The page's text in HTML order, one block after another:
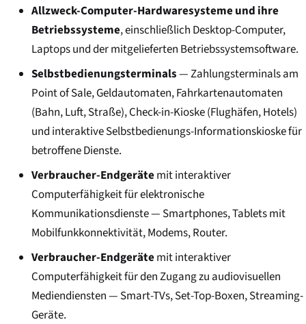
Allzweck-Computer-Hardwaresysteme und ihre
Betriebssysteme, einschließlich Desktop-Computer,
Laptops und der mitgelieferten Betriebssystemsoftware.
Selbstbedienungsterminals— Zahlungsterminals am
Point of Sale, Geldautomaten, Fahrkartenautomaten
(Bahn, Luft, Straße), Check-in-Kioske (Flughäfen, Hotels)
und interaktive Selbstbedienungs-Informationskioske für
betroffene Dienste.
Verbraucher-Endgerätemit interaktiver
Computerfähigkeit für elektronische
Kommunikationsdienste — Smartphones, Tablets mit
Mobilfunkkonnektivität, Modems, Router.
Verbraucher-Endgerätemit interaktiver
Computerfähigkeit für den Zugang zu audiovisuellen
Mediendiensten — Smart-TVs, Set-Top-Boxen, Streaming-
Geräte.